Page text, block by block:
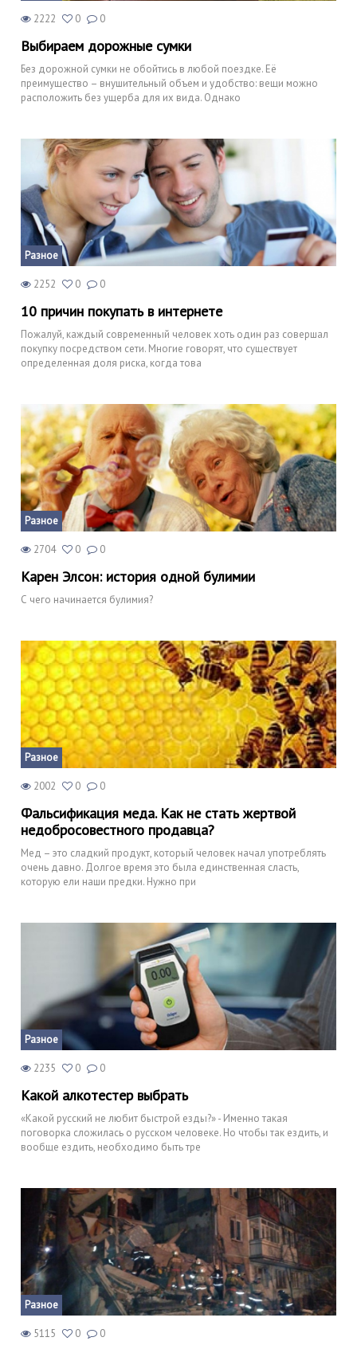
2222 0 0
Выбираем дорожные сумки
Без дорожной сумки не обойтись в любой поездке. Её
преимущество – внушительный объем и удобство: вещи можно
расположить без ущерба для их вида. Однако
Разное
2252 0 0
10 причин покупать в интернете
Пожалуй, каждый современный человек хоть один раз совершал
покупку посредством сети. Многие говорят, что существует
определенная доля риска, когда това
Разное
2704 0 0
Карен Элсон: история одной булимии
С чего начинается булимия?
Разное
2002 0 0
Фальсификация меда. Как не стать жертвой
недобросовестного продавца?
Мед – это сладкий продукт, который человек начал употреблять
очень давно. Долгое время это была единственная сласть,
которую ели наши предки. Нужно при
Разное
2235 0 0
Какой алкотестер выбрать
«Какой русский не любит быстрой езды?» - Именно такая
поговорка сложилась о русском человеке. Но чтобы так ездить, и
вообще ездить, необходимо быть тре
Разное
5115 0 0